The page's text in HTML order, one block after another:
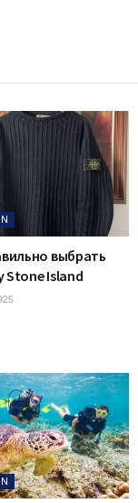
выбрать
Stone Island